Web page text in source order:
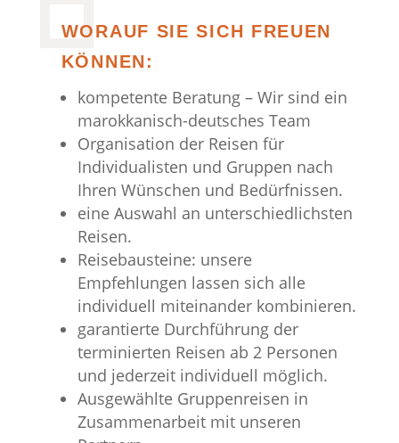
WORAUF SIE SICH FREUEN
KÖNNEN:
kompetente Beratung – Wir sind ein
marokkanisch-deutsches Team
Organisation der Reisen für
Individualisten und Gruppen nach
Ihren Wünschen und Bedürfnissen.
eine Auswahl an unterschiedlichsten
Reisen.
Reisebausteine: unsere
Empfehlungen lassen sich alle
individuell miteinander kombinieren.
garantierte Durchführung der
terminierten Reisen ab 2 Personen
und jederzeit individuell möglich.
Ausgewählte Gruppenreisen in
Zusammenarbeit mit unseren